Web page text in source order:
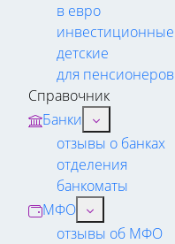
в евро
инвестиционные
детские
для пенсионеров
Справочник
Банки
отзывы о банках
отделения
банкоматы
МФО
отзывы об МФО